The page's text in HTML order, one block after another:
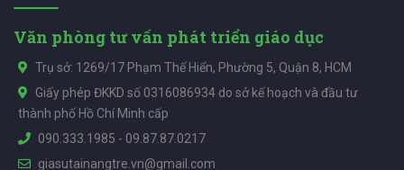
Văn phòng tư vấn phát triển giáo dục
Trụ sở: 1269/17 Phạm Thế Hiển, Phường 5, Quận 8, HCM
Giấy phép ĐKKD số 0316086934 do sở kế hoạch và đầu tư
thành phố Hồ Chí Minh cấp
090.333.1985 - 09.87.87.0217
giasutainangtre.vn@gmail.com